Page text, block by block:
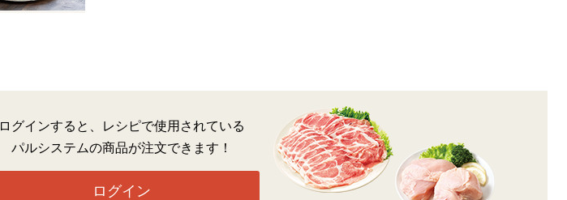
ログインすると、レシピで使用されている
パルシステムの商品が注文できます！
ログイン